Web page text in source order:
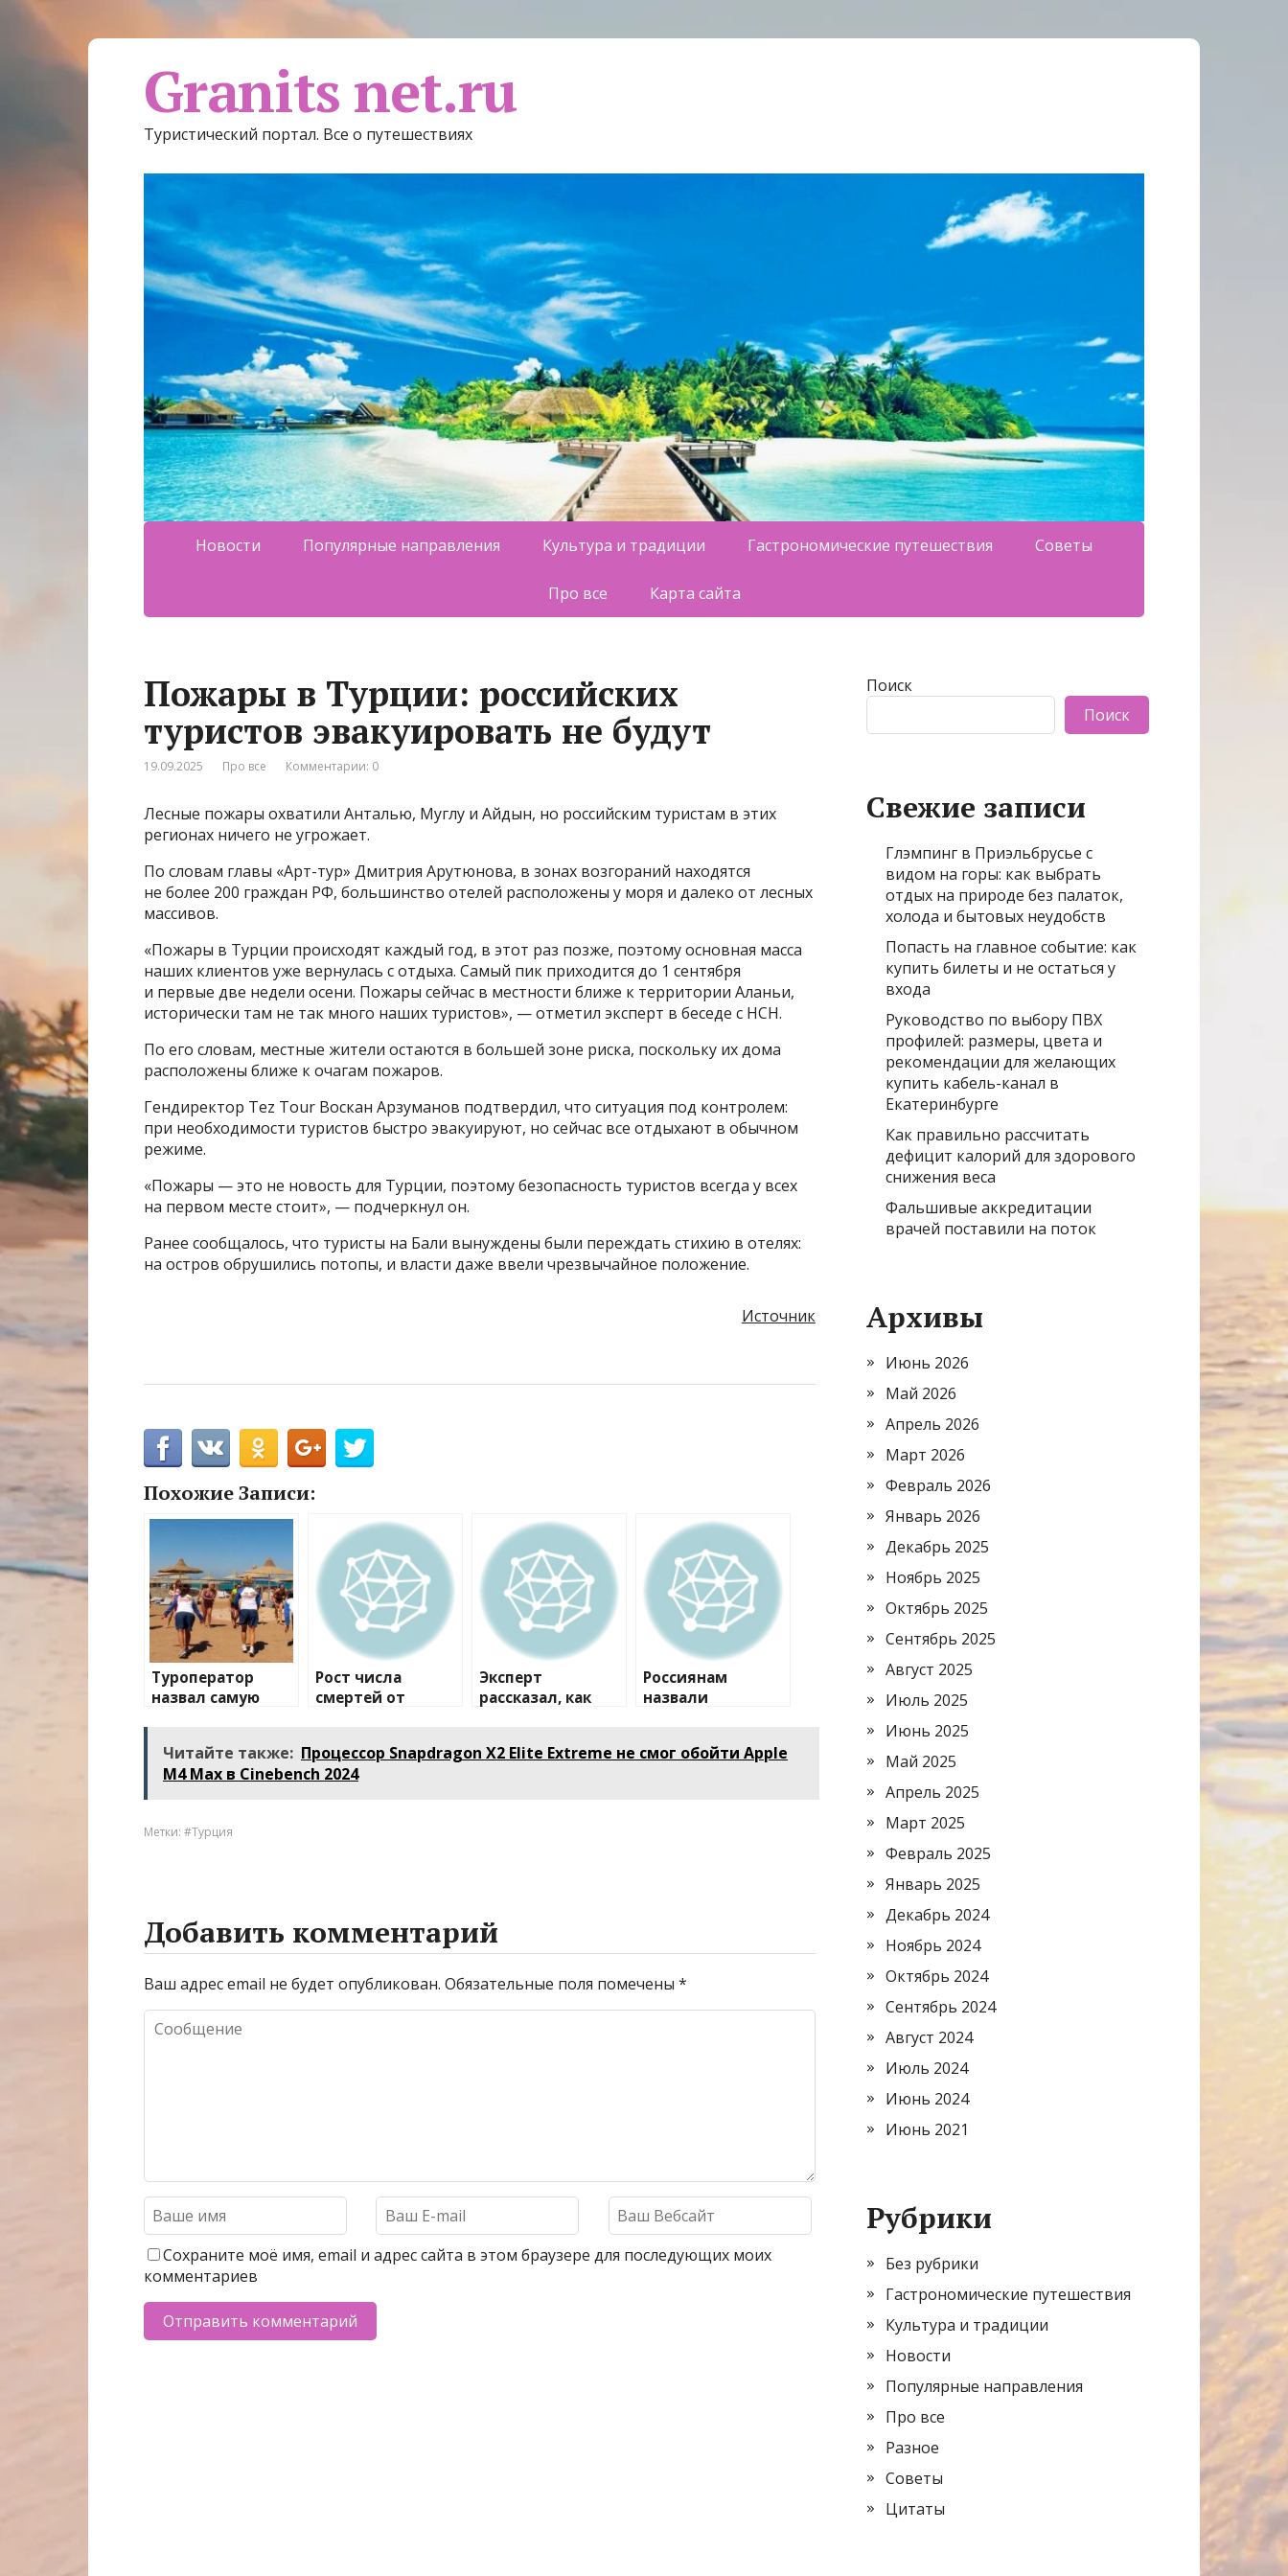
Granits net.ru
Туристический портал. Все о путешествиях
Новости Популярные направления Культура и традиции Гастрономические путешествия Советы
Про все Карта сайта
Пожары в Турции: российских
туристов эвакуировать не будут
19.09.2025 Про все Комментарии: 0
Лесные пожары охватили Анталью, Муглу и Айдын, но российским туристам в этих
регионах ничего не угрожает.
По словам главы «Арт-тур» Дмитрия Арутюнова, в зонах возгораний находятся
не более 200 граждан РФ, большинство отелей расположены у моря и далеко от лесных
массивов.
«Пожары в Турции происходят каждый год, в этот раз позже, поэтому основная масса
наших клиентов уже вернулась с отдыха. Самый пик приходится до 1 сентября
и первые две недели осени. Пожары сейчас в местности ближе к территории Аланьи,
исторически там не так много наших туристов», — отметил эксперт в беседе с НСН.
По его словам, местные жители остаются в большей зоне риска, поскольку их дома
расположены ближе к очагам пожаров.
Гендиректор Tez Tour Воскан Арзуманов подтвердил, что ситуация под контролем:
при необходимости туристов быстро эвакуируют, но сейчас все отдыхают в обычном
режиме.
«Пожары — это не новость для Турции, поэтому безопасность туристов всегда у всех
на первом месте стоит», — подчеркнул он.
Ранее сообщалось, что туристы на Бали вынуждены были переждать стихию в отелях:
на остров обрушились потопы, и власти даже ввели чрезвычайное положение.
Источник
Похожие Записи:
Туроператор
назвал самую
летом на море
Рост числа
смертей от
Турции может
напугать россиян
Эксперт
рассказал, как
возможным
Россиянам
назвали
включено» в
Читайте также: Процессор Snapdragon X2 Elite Extreme не смог обойти Apple
M4 Max в Cinebench 2024
Метки: #Турция
Добавить комментарий
Ваш адрес email не будет опубликован. Обязательные поля помечены *
Сохраните моё имя, email и адрес сайта в этом браузере для последующих моих
комментариев
Поиск
Поиск
Свежие записи
Глэмпинг в Приэльбрусье с
видом на горы: как выбрать
отдых на природе без палаток,
холода и бытовых неудобств
Попасть на главное событие: как
купить билеты и не остаться у
входа
Руководство по выбору ПВХ
профилей: размеры, цвета и
рекомендации для желающих
купить кабель-канал в
Екатеринбурге
Как правильно рассчитать
дефицит калорий для здорового
снижения веса
Фальшивые аккредитации
врачей поставили на поток
Архивы
Июнь 2026
Май 2026
Апрель 2026
Март 2026
Февраль 2026
Январь 2026
Декабрь 2025
Ноябрь 2025
Октябрь 2025
Сентябрь 2025
Август 2025
Июль 2025
Июнь 2025
Май 2025
Апрель 2025
Март 2025
Февраль 2025
Январь 2025
Декабрь 2024
Ноябрь 2024
Октябрь 2024
Сентябрь 2024
Август 2024
Июль 2024
Июнь 2024
Июнь 2021
Рубрики
Без рубрики
Гастрономические путешествия
Культура и традиции
Новости
Популярные направления
Про все
Разное
Советы
Цитаты